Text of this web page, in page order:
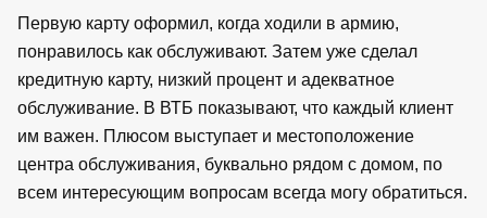
Первую карту оформил, когда ходили в армию,
понравилось как обслуживают. Затем уже сделал
кредитную карту, низкий процент и адекватное
обслуживание. В ВТБ показывают, что каждый клиент
им важен. Плюсом выступает и местоположение
центра обслуживания, буквально рядом с домом, по
всем интересующим вопросам всегда могу обратиться.